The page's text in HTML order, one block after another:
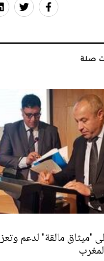
صلة
"ميثاق مالقة" لدعم